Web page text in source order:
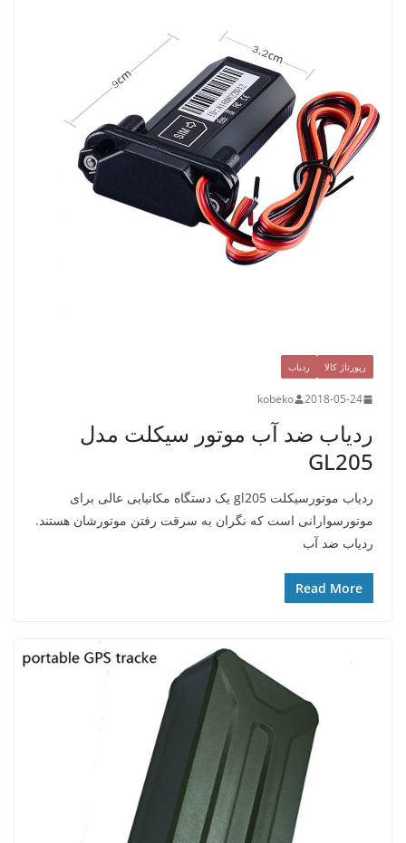
رپورتاژ کالا ردیاب
2018-05-24
kobeko
ردیاب ضد آب موتور سیکلت مدل
GL205
ردیاب موتورسیکلت gl205 یک دستگاه مکانیابی عالی برای
موتورسوارانی است که نگران به سرقت رفتن موتورشان هستند.
ردیاب ضد آب
Read More